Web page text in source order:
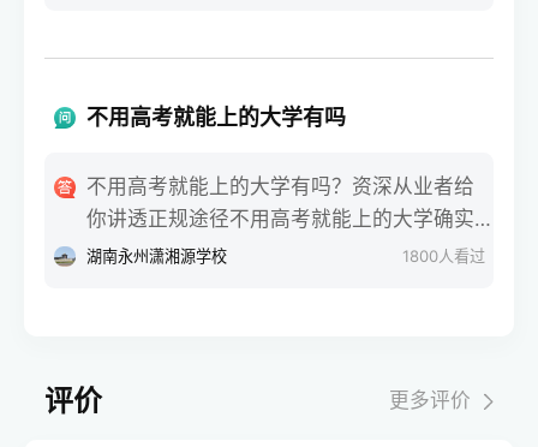
可的，没区别。唯一不同的是，单招录取后
录，多一次机会。基础薄弱、预估考不上本
干高考。总结一下，郴州的私立中学有郴州
明星学校、苏仙区金海学校等，选学校前先
搞懂单招和高考的区别，结合自身基础选
看，原本分数在专科线上、或者距离本科线
效果通常非常显著。这个分数段的同学，复
读一年平均能提高四十分到七十分，甚至基
础实在太差、但最后开窍了的同学冲高个八
公式、高一高二的课本基础概念重新讲通讲
原学校熬着了，找个校外的机构冲一把。对
于零基础的小白家庭来说，一听到这些花里
是：这种高考冲刺班全日制封闭集训，到底
能不能帮孩子把分数提上去？会不会是花了
大钱还耽误了孩子？今天咱就摘掉所有虚头
制冲刺班，就是让孩子暂时离开原本的高
不用高考就能上的大学有吗
不用高考就能上的大学有吗？资深从业者给
你讲透正规途径不用高考就能上的大学确实
有，但得走官方认可的正规途径，千万别踩
说国内统招类的特殊招生，这是拿全日制统
招文凭的正规渠道。第一种是综合评价招
湖南永州潇湘源学校 1800人看过
评价 更多评价